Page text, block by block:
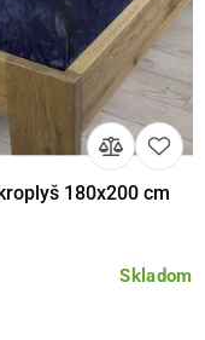
Do košíka
180x200 cm
Skladom